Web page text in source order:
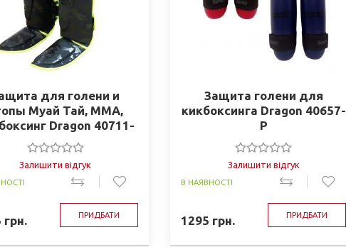
для голени и
Муай Тай, ММА,
Dragon 40711-
P
Залишити відгук
грн. ПРИДБАТИ
Защита голени для
кикбоксинга Dragon 40657-
P
Залишити відгук
В НАЯВНОСТІ
1295 грн. ПРИДБАТИ